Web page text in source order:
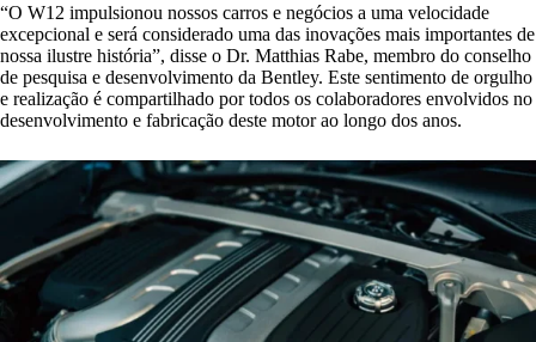
“O W12 impulsionou nossos carros e negócios a uma velocidade
excepcional e será considerado uma das inovações mais importantes de
nossa ilustre história”, disse o Dr. Matthias Rabe, membro do conselho
de pesquisa e desenvolvimento da Bentley. Este sentimento de orgulho
e realização é compartilhado por todos os colaboradores envolvidos no
desenvolvimento e fabricação deste motor ao longo dos anos.